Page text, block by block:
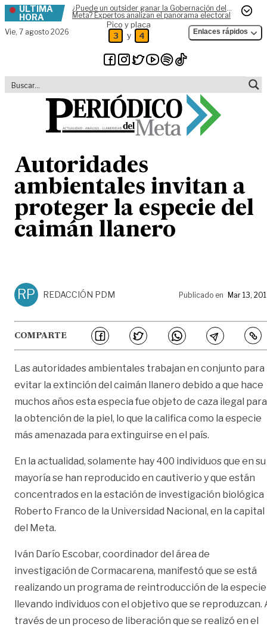
Skip to content
ÚLTIMA
HORA
¿Puede un outsider ganar la Gobernación del
Meta? Expertos analizan el panorama electoral
Vie, 7 agosto 2026
Pico y placa
3 y 4 Enlaces rápidos
Autoridades
ambientales invitan a
proteger la especie del
caimán llanero
RP REDACCIÓN PDM Publicado en Mar 13,
COMPARTE
Las autoridades ambientales trabajan en conjunto para
evitar la extinción del caimán llanero debido a que hace
muchos años esta especia fue objeto de caza ilegal para
la obtención de la piel, lo que la califica como la especie
más amenazada para extinguirse en el país.
En la actualidad, solamente hay 400 individuos que en su
mayoría se han reproducido en cautiverio y que están
concentrados en la estación de investigación biológica
Roberto Franco de la Universidad Nacional, en la capital
del Meta.
Iván Darío Escobar, coordinador del área de
investigación de Cormacarena, manifestó que se está
realizando un programa de reintroducción de la especie
llevando individuos con el objetivo que se reproduzcan.
través de un proceso de liberación que se realizó en el